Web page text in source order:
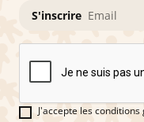
S'inscrire
J'accepte les